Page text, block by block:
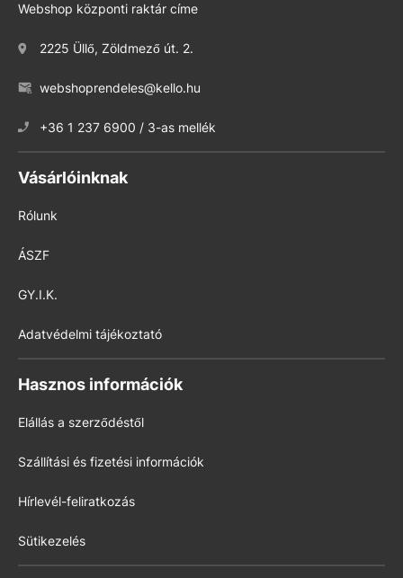
Webshop központi raktár címe
2225 Üllő, Zöldmező út. 2.
webshoprendeles@kello.hu
+36 1 237 6900 / 3-as mellék
Vásárlóinknak
Rólunk
ÁSZF
GY.I.K.
Adatvédelmi tájékoztató
Hasznos információk
Elállás a szerződéstől
Szállítási és fizetési információk
Hírlevél-feliratkozás
Sütikezelés